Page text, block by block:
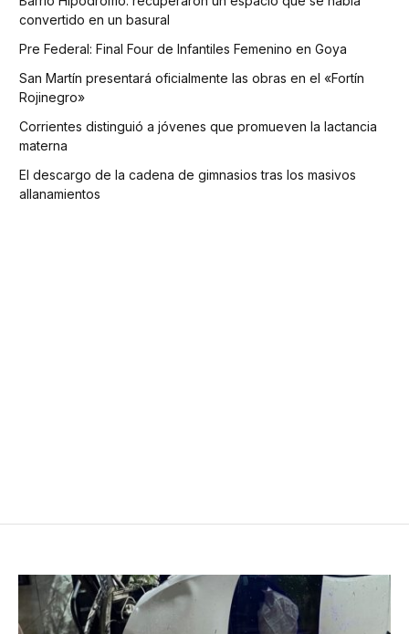
convertido en un basural
Pre Federal: Final Four de Infantiles Femenino en Goya
San Martín presentará oficialmente las obras en el «Fortín
Rojinegro»
Corrientes distinguió a jóvenes que promueven la lactancia
materna
El descargo de la cadena de gimnasios tras los masivos
allanamientos